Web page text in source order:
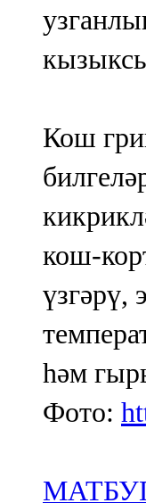
Кош
кош-
үзгәрү,
һәм
Фото: